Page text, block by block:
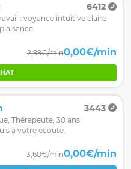
6412
: voyance intuitive claire
2,99€/min0,00€/min
3443
Thérapeute, 30 ans
à votre écoute.
3,60€/min0,00€/min